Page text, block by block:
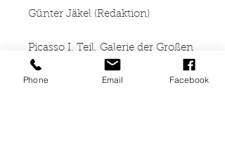
Günter Jäkel (Redaktion)
Picasso I. Teil, Galerie der Großen
Maler Nr. 19
Phone Email Facebook